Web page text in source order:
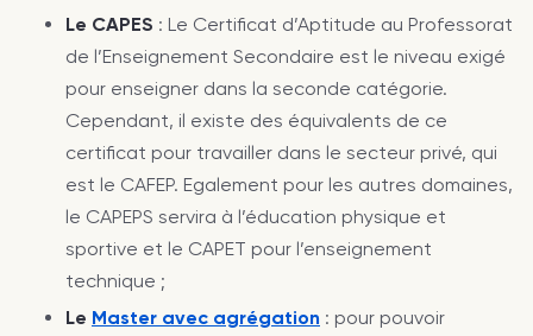
Le CAPES : Le Certificat d’Aptitude au Professorat
de l’Enseignement Secondaire est le niveau exigé
pour enseigner dans la seconde catégorie.
Cependant, il existe des équivalents de ce
certificat pour travailler dans le secteur privé, qui
est le CAFEP. Egalement pour les autres domaines,
le CAPEPS servira à l’éducation physique et
sportive et le CAPET pour l’enseignement
technique ;
Le Master avec agrégation : pour pouvoir